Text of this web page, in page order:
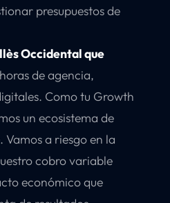
presupuestos de
Occidental que
de agencia,
Como tu Growth
un ecosistema de
a riesgo en la
cobro variable
económico que